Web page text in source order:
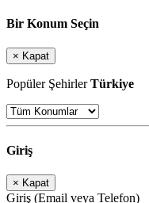
Bir Konum Seçin
× Kapat
Popüler ŞehirlerTürkiye
Giriş
× Kapat
Giriş (Email veya Telefon)